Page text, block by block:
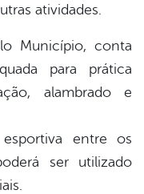
atividades.
Município, conta
para prática
alambrado e
entre os
ser utilizado